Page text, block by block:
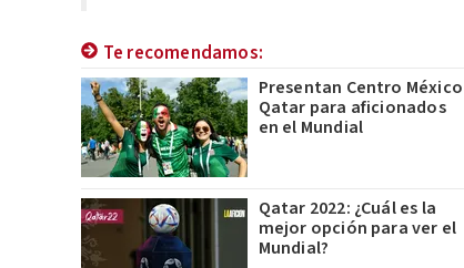
Te recomendamos:
Presentan Centro México
Qatar para aficionados
en el Mundial
Qatar 2022: ¿Cuál es la
mejor opción para ver el
Mundial?